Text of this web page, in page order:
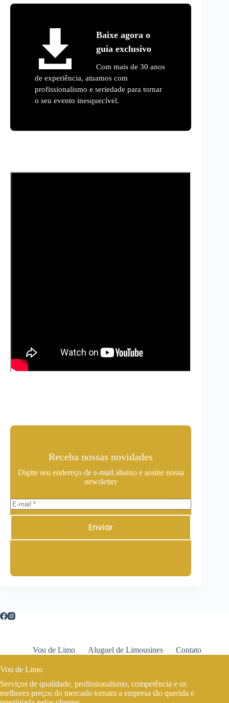
Baixe agora o
guia exclusivo
Com mais de 30 anos
de experiência, atuamos com
profissionalismo e seriedade para tornar
o seu evento inesquecível.
Receba nossas novidades
Digite seu endereço de e-mail abaixo e assine nossa
newsletter
Enviar
Vou de Limo Aluguel de Limousines Contato
Vou de Limo
Serviços de qualidade, profissionalismo, competência e os
melhores preços do mercado tornam a empresa tão querida e